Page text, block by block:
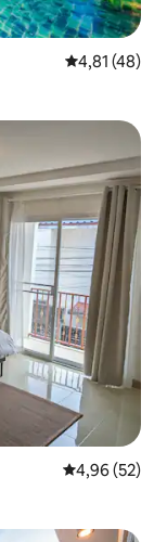
Évaluation
4,81 (48)
Évaluation
4,96 (52)